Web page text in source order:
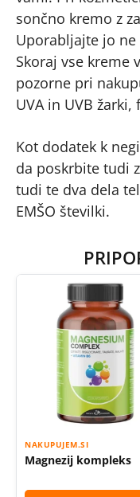
sončno kremo z
Uporabljajte jo
Skoraj vse kreme
pozorne pri
UVA in UVB
Kot dodatek k
da poskrbite tudi
tudi te dva dela
EMŠO številki.
NAKUPUJEM.SI
Magnezij kompleks